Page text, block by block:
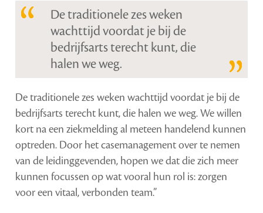
De traditionele zes weken
wachttijd voordat je bij de
bedrijfsarts terecht kunt, die
halen we weg.
De traditionele zes weken wachttijd voordat je bij de
bedrijfsarts terecht kunt, die halen we weg. We willen
kort na een ziekmelding al meteen handelend kunnen
optreden. Door het casemanagement over te nemen
van de leidinggevenden, hopen we dat die zich meer
kunnen focussen op wat vooral hun rol is: zorgen
voor een vitaal, verbonden team.”